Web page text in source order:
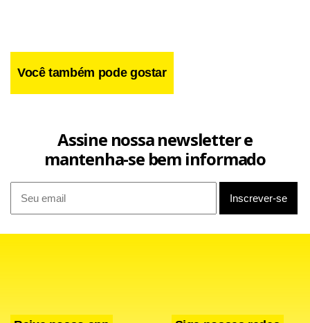
Você também pode gostar
Assine nossa newsletter e
mantenha-se bem informado